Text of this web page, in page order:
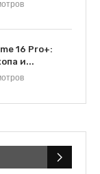
16 Pro+:
и...